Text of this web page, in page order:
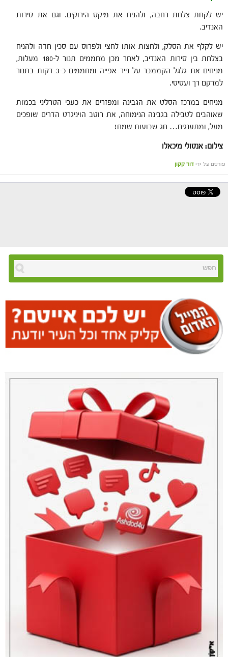
יש לקחת צלחת רחבה, ולהניח את מיקס הירוקים. וגם את סירות
האנדיב.
יש לקלף את הסלק, ולחצות אותו לחצי ולפרוס עם סכין חדה ולהניח
בצלחת בין סירות האנדיב, לאחר מכן מחממים תנור ל-180 מעלות,
מניחים את גלגל הקממבר על נייר אפייה ומחממים כ-3 דקות בתנור
למרקם רך ועסיסי.
מניחים במרכז הסלט את הגבינה ומפזרים את כעכי הטרליני בכמות
שאוהבים לטבילה בגבינה הנימוחה, את רוטב הויניגרט הדרים שופכים
מעל, ומתענגים… חג שבועות שמח!
צילום: אנטולי מיכאלו
פורסם על ידי דוד קקון